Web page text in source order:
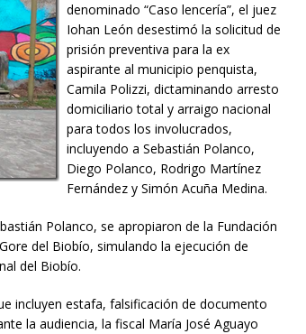
denominado “Caso lencería”, el juez
Iohan León desestimó la solicitud de
prisión preventiva para la ex
aspirante al municipio penquista,
Camila Polizzi, dictaminando arresto
domiciliario total y arraigo nacional
para todos los involucrados,
incluyendo a Sebastián Polanco,
Diego Polanco, Rodrigo Martínez
Fernández y Simón Acuña Medina.
Polanco, se apropiaron de la Fundación
del Biobío, simulando la ejecución de
del Biobío.
incluyen estafa, falsificación de documento
la audiencia, la fiscal María José Aguayo